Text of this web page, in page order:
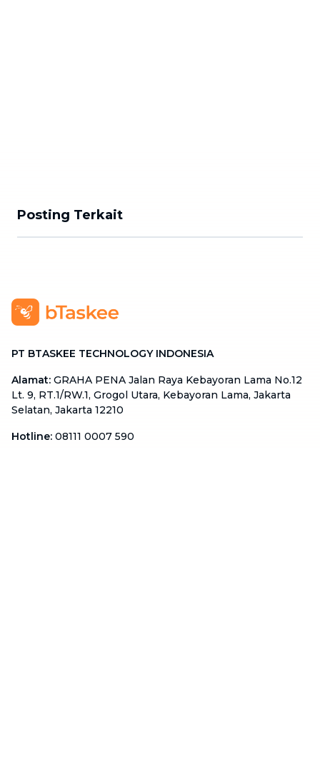
Posting Terkait
PT BTASKEE TECHNOLOGY INDONESIA
Alamat: GRAHA PENA Jalan Raya Kebayoran Lama No.12
Lt. 9, RT.1/RW.1, Grogol Utara, Kebayoran Lama, Jakarta
Selatan, Jakarta 12210
Hotline: 08111 0007 590